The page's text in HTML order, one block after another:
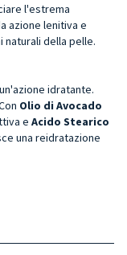
l'estrema
azione lenitiva e
naturali della pelle.
idratante.
Olio di Avocado
e Acido Stearico
una reidratazione